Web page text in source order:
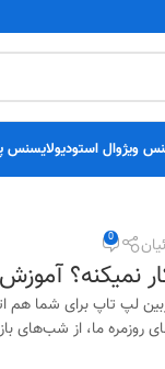
ویژوال استودیولایسنس
0
نمیکنه؟
لپ تاپ برای شما هم
روزمره ما، از